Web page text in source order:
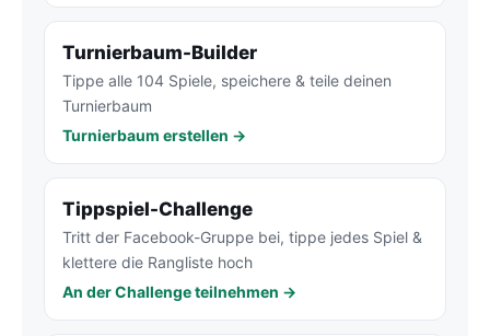
Turnierbaum-Builder
Tippe alle 104 Spiele, speichere & teile deinen
Turnierbaum
Turnierbaum erstellen →
Tippspiel-Challenge
Tritt der Facebook-Gruppe bei, tippe jedes Spiel &
klettere die Rangliste hoch
An der Challenge teilnehmen →